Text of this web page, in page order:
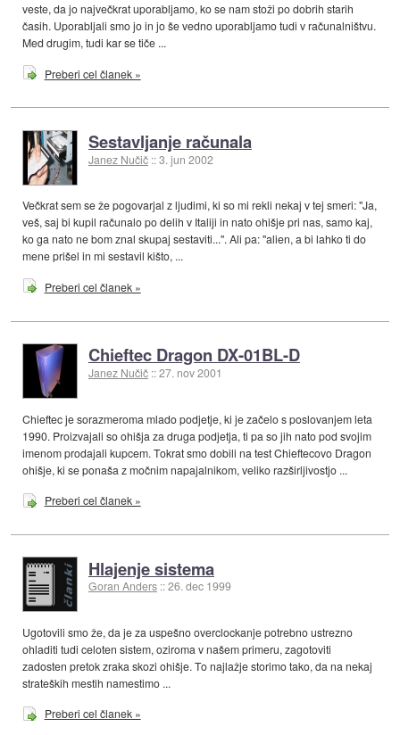
veste, da jo največkrat uporabljamo, ko se nam stoži po dobrih starih
časih. Uporabljali smo jo in jo še vedno uporabljamo tudi v računalništvu.
Med drugim, tudi kar se tiče ...
Preberi cel članek »
Sestavljanje računala
Janez Nučič ::3. jun 2002
Večkrat sem se že pogovarjal z ljudimi, ki so mi rekli nekaj v tej smeri: "Ja,
veš, saj bi kupil računalo po delih v Italiji in nato ohišje pri nas, samo kaj,
ko ga nato ne bom znal skupaj sestaviti...". Ali pa: "alien, a bi lahko ti do
mene prišel in mi sestavil kišto, ...
Preberi cel članek »
Chieftec Dragon DX-01BL-D
Janez Nučič ::27. nov 2001
Chieftec je sorazmeroma mlado podjetje, ki je začelo s poslovanjem leta
1990. Proizvajali so ohišja za druga podjetja, ti pa so jih nato pod svojim
imenom prodajali kupcem. Tokrat smo dobili na test Chieftecovo Dragon
ohišje, ki se ponaša z močnim napajalnikom, veliko razširljivostjo ...
Preberi cel članek »
Hlajenje sistema
Goran Anders ::26. dec 1999
Ugotovili smo že, da je za uspešno overclockanje potrebno ustrezno
ohladiti tudi celoten sistem, oziroma v našem primeru, zagotoviti
zadosten pretok zraka skozi ohišje. To najlažje storimo tako, da na nekaj
strateških mestih namestimo ...
Preberi cel članek »